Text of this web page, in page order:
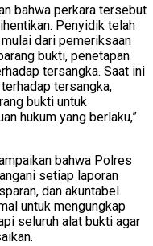
bahwa perkara tersebut
Penyidik telah
dari pemeriksaan
bukti, penetapan
tersangka. Saat ini
tersangka,
bukti untuk
hukum yang berlaku,”
bahwa Polres
setiap laporan
dan akuntabel.
untuk mengungkap
seluruh alat bukti agar